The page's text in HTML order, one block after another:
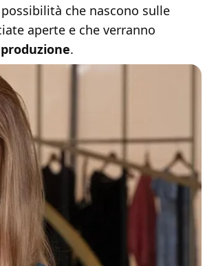
che nascono sulle
aperte e che verranno
.